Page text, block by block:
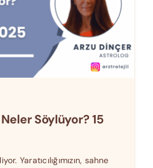
Söylüyor? 15
Yaratıcılığımızın, sahne